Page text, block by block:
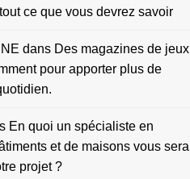
ce que vous devrez savoir
dans Des magazines de jeux
pour apporter plus de
En quoi un spécialiste en
et de maisons vous sera
projet ?